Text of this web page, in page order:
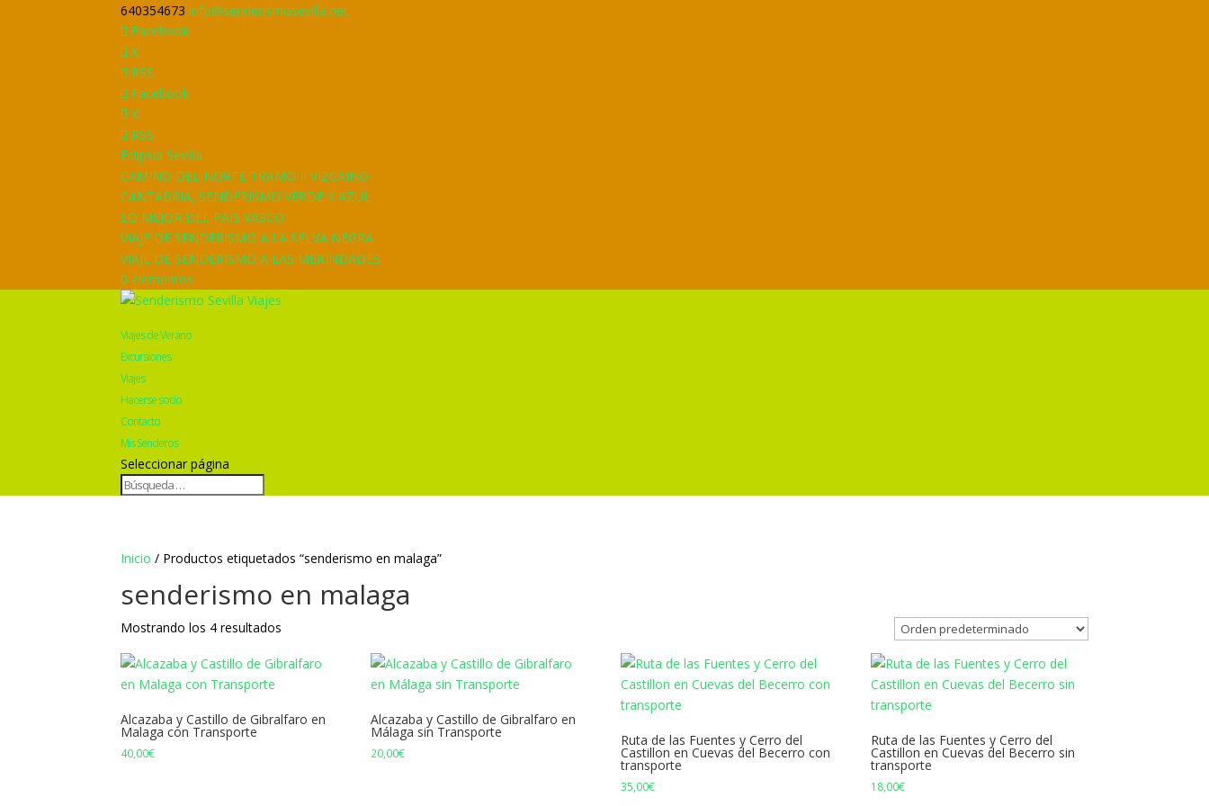
640354673 info@senderismosevilla.net
Facebook
X
RSS
Facebook
X
RSS
Eclipsia Sevilla
CAMINO DEL NORTE TRAMO II VIZCAINO
CANTABRIA, SENDERISMO VERDE Y AZUL
LO MEJOR DEL PAÍS VASCO
VIAJE DE SENDERISMO A LA SELVA NEGRA
VIAJE DE SENDERISMO A LAS MERINDADES
0 elementos
Viajes de Verano
Excursiones
Viajes
Hacerse socio
Contacto
Mis Senderos
Seleccionar página
Inicio / Productos etiquetados “senderismo en malaga”
senderismo en malaga
Mostrando los 4 resultados
Alcazaba y Castillo de Gibralfaro en
Malaga con Transporte
40,00€
Alcazaba y Castillo de Gibralfaro en
Málaga sin Transporte
20,00€
Ruta de las Fuentes y Cerro del
Castillon en Cuevas del Becerro con
transporte
35,00€
Ruta de las Fuentes y Cerro del
Castillon en Cuevas del Becerro sin
transporte
18,00€